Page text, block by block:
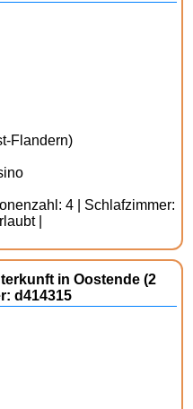
Flandern)
4 | Schlafzimmer:
|
in Oostende (2
d414315